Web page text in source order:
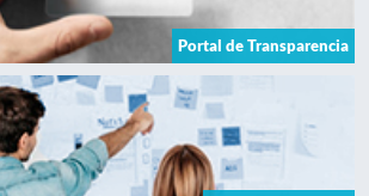
Portal de Transparencia